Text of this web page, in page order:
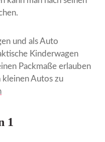
und als Auto
Kinderwagen
Packmaße erlauben
kleinen Autos zu
1